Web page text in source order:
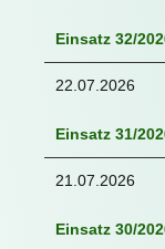
Einsatz 32/
22.07.2026
Einsatz 31/
21.07.2026
Einsatz 30/